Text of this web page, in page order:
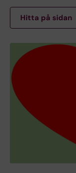
Hitta på sidan